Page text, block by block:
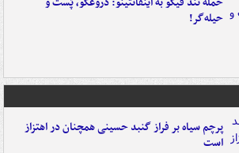
حیله‌گر!
پرچم سیاه بر فراز گنبد حسینی همچنان در اهتزاز
است